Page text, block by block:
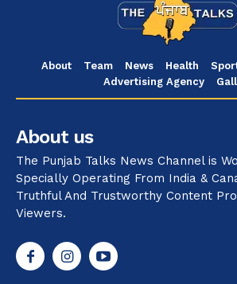
About Team News Health
Advertising Agency
About us
The Punjab Talks News Channel is
Specially Operating From India &
Truthful And Trustworthy Content
Viewers.